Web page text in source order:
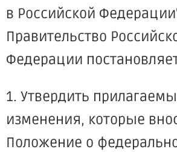
в Российской
Правительство
Федерации
1. Утвердить
изменения, которые
Положение о